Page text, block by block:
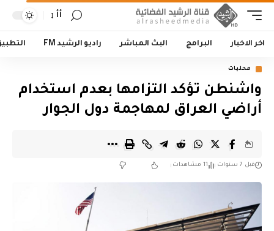
أأ
اخر الاخبار البرامج البث المباشر راديو الرشيد FM
محليات
واشنطن تؤكد التزامها بعدم استخدام
أراضي العراق لمهاجمة دول الجوار
قبل 7 سنوات 11 مشاهدات